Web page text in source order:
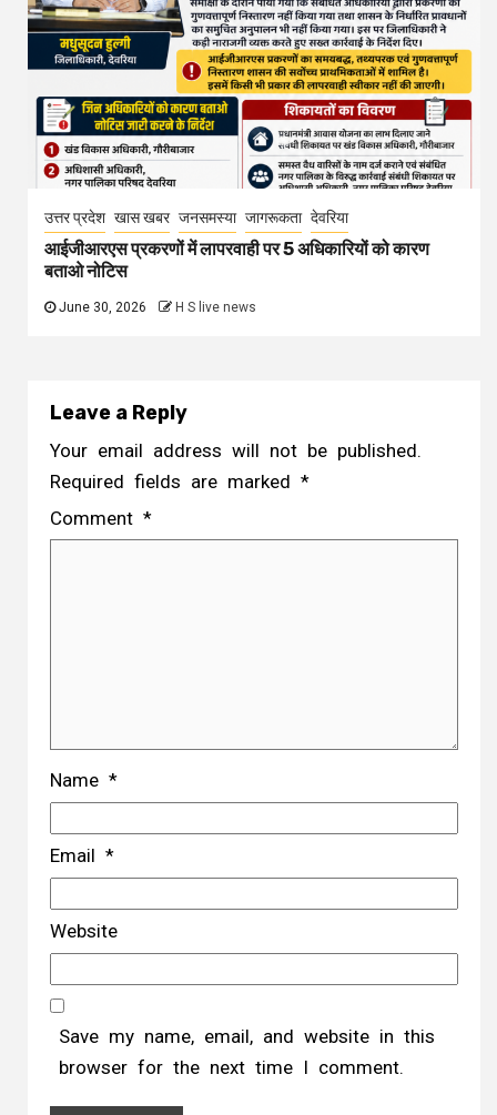
उत्तर प्रदेश खास खबर जनसमस्या जागरूकता देवरिया
आईजीआरएस प्रकरणों में लापरवाही पर 5 अधिकारियों को कारण
बताओ नोटिस
June 30, 2026 H S live news
Leave a Reply
Your email address will not be published.
Required fields are marked *
Comment *
Name *
Email *
Website
Save my name, email, and website in this
browser for the next time I comment.